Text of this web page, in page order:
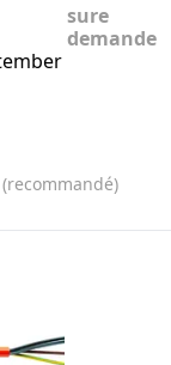
sure
demande
(recommandé)